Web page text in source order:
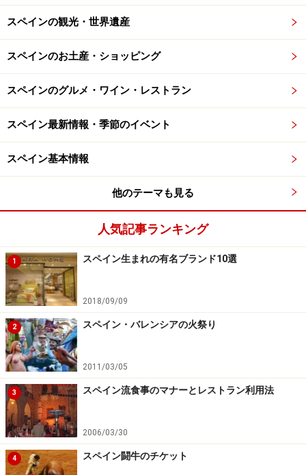
る必要はあるでしょう。
けでもゆったりとしたプランで観光することがおすすめ
です。1日出っ放しで歩き回るのは、時差なしでも疲れ
で、到着した次の日は朝は遅めから、もしくは昼頃から
行動、夜も遅くまで動かずに早めにベッドに入りましょ
う。時差の感じ方は個人差が大きいですが、数日ゆった
りリズムを続けられれば早く回復するはずです。
※記事内容は執筆時点のものです。最新の内容をご確認くださ
※海外を訪れる際には最新情報の入手に努め、「外務省 海外安全
ホームページ」を確認するなど、安全確保に十分注意を払ってく
ださい。
スペインの観光・世界遺産
スペインのお土産・ショッピング
スペインのグルメ・ワイン・レストラン
スペイン最新情報・季節のイベント
スペイン基本情報
他のテーマも見る
人気記事ランキング
1 スペイン生まれの有名ブランド10選
2018/09/09
2 スペイン・バレンシアの火祭り
2011/03/05
3 スペイン流食事のマナーとレストラン利用法
2006/03/30
4 スペイン闘牛のチケット